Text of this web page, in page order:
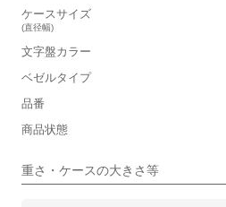
ケースサイズ
(直径幅)
文字盤カラー
ベゼルタイプ
品番
商品状態
重さ・ケースの大きさ等
■装飾感
■向いているシチュエーション
カジュアル